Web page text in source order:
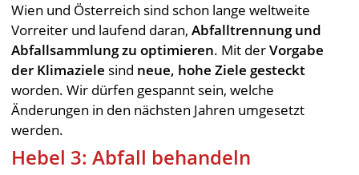
Wien und Österreich sind schon lange weltweite
Vorreiter und laufend daran,Abfalltrennung und
Abfallsammlung zu optimieren. Mit derVorgabe
der Klimaziele sind neue, hohe Ziele gesteckt
worden. Wir dürfen gespannt sein, welche
Änderungen in den nächsten Jahren umgesetzt
werden.
Hebel 3: Abfall behandeln